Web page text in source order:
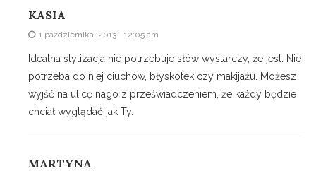
KASIA
1 października, 2013 - 12:05 am
Idealna stylizacja nie potrzebuje słów wystarczy, że jest. Nie
potrzeba do niej ciuchów, błyskotek czy makijażu. Możesz
wyjść na ulicę nago z przeświadczeniem, że każdy będzie
chciał wyglądać jak Ty.
MARTYNA